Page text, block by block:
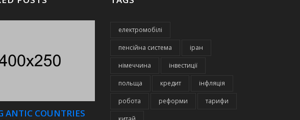
ANTIC COUNTRIES
електромобілі
пенсійна система іран
німеччина інвестиції
польща кредит інфляція
робота реформи тарифи